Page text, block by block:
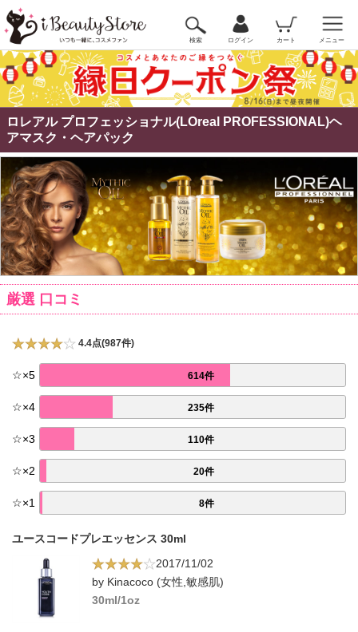
検索 ログイン カート メニュー
ロレアル プロフェッショナル(LOreal PROFESSIONAL)ヘ
アマスク・ヘアパック
厳選 口コミ
4.4点(987件)
☆×5 614件
☆×4 235件
☆×3 110件
☆×2 20件
☆×1 8件
ユースコードプレエッセンス 30ml
2017/11/02
by Kinacoco (女性,敏感肌)
30ml/1oz